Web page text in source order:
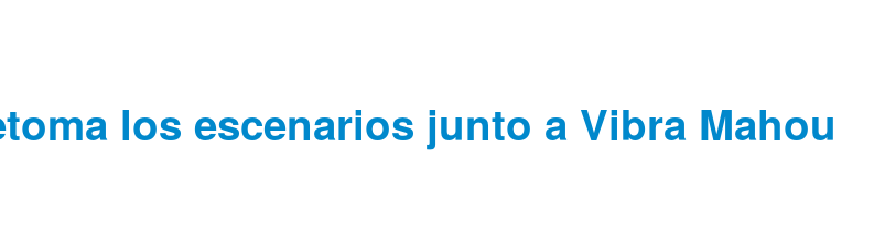
los escenarios junto a Vibra Mahou